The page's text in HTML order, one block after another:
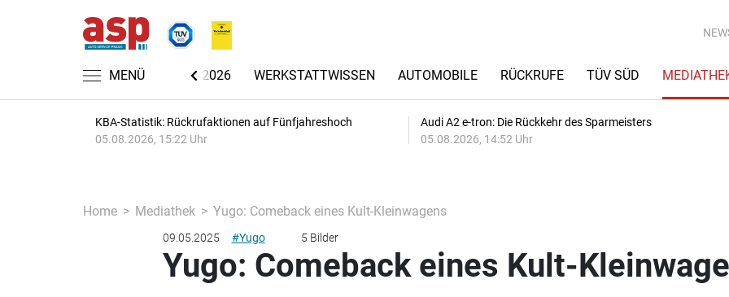
MENÜ
AUTOMECHANIKA 2026 WERKSTATTWISSEN AUTOMOBILE RÜCKRUFE TÜV SÜD
KBA-Statistik: Rückrufaktionen auf Fünfjahreshoch
05.08.2026, 15:22 Uhr
Audi A2 e-tron: Die Rückkehr des Sparmeisters
05.08.2026, 14:52 Uhr
Home Mediathek Yugo: Comeback eines Kult-Kleinwagens
09.05.2025 #Yugo 5 Bilder
Yugo: Comeback eines Kult-